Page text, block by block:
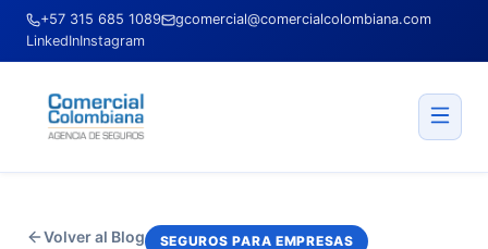
+57 315 685 1089
gcomercial@comercialcolombiana.com
LinkedInInstagram
Volver al Blog SEGUROS PARA EMPRESAS